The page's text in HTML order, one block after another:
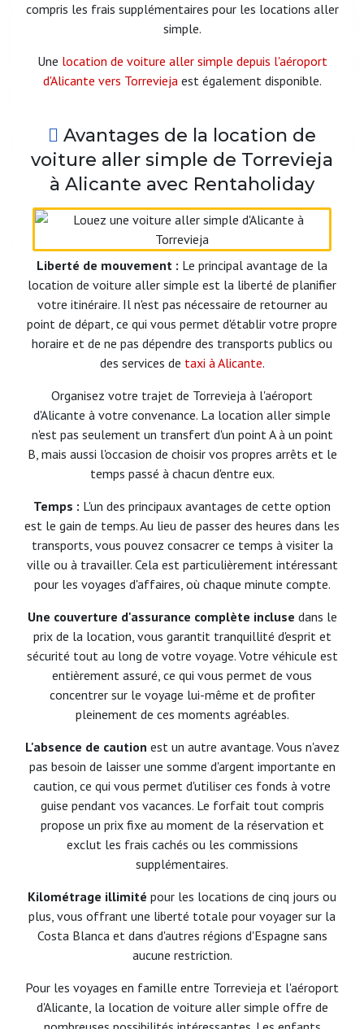
compris les frais supplémentaires pour les locations aller
simple.
Une location de voiture aller simple depuis l'aéroport
d'Alicante vers Torreviejaest également disponible.
Avantages de la location de
voiture aller simple de Torrevieja
à Alicante avec Rentaholiday
Liberté de mouvement : Le principal avantage de la
location de voiture aller simple est la liberté de planifier
votre itinéraire. Il n'est pas nécessaire de retourner au
point de départ, ce qui vous permet d'établir votre propre
horaire et de ne pas dépendre des transports publics ou
des services de taxi à Alicante.
Organisez votre trajet de Torrevieja à l'aéroport
d'Alicante à votre convenance. La location aller simple
n'est pas seulement un transfert d'un point A à un point
B, mais aussi l'occasion de choisir vos propres arrêts et le
temps passé à chacun d'entre eux.
Temps : L'un des principaux avantages de cette option
est le gain de temps. Au lieu de passer des heures dans les
transports, vous pouvez consacrer ce temps à visiter la
ville ou à travailler. Cela est particulièrement intéressant
pour les voyages d'affaires, où chaque minute compte.
Une couverture d'assurance complète incluse dans le
prix de la location, vous garantit tranquillité d'esprit et
sécurité tout au long de votre voyage. Votre véhicule est
entièrement assuré, ce qui vous permet de vous
concentrer sur le voyage lui-même et de profiter
pleinement de ces moments agréables.
L'absence de caution est un autre avantage. Vous n'avez
pas besoin de laisser une somme d'argent importante en
caution, ce qui vous permet d'utiliser ces fonds à votre
guise pendant vos vacances. Le forfait tout compris
propose un prix fixe au moment de la réservation et
exclut les frais cachés ou les commissions
supplémentaires.
Kilométrage illimité pour les locations de cinq jours ou
plus, vous offrant une liberté totale pour voyager sur la
Costa Blanca et dans d'autres régions d'Espagne sans
aucune restriction.
Pour les voyages en famille entre Torrevieja et l'aéroport
d'Alicante, la location de voiture aller simple offre de